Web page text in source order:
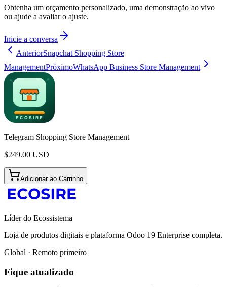
Obtenha um orçamento personalizado, uma demonstração ao vivo
ou ajude a avaliar o ajuste.
Inicie a conversa
AnteriorSnapchat Shopping Store
ManagementPróximoWhatsApp Business Store Management
Telegram Shopping Store Management
$249.00 USD
Adicionar ao Carrinho
Líder do Ecossistema
Loja de produtos digitais e plataforma Odoo 19 Enterprise completa.
Global · Remoto primeiro
Fique atualizado